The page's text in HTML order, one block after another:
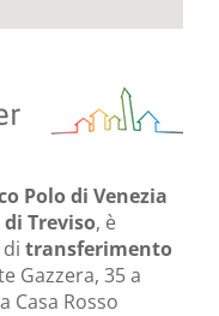
Polo di Venezia
Treviso, è
transferimento
Gazzera, 35 a
Casa Rosso